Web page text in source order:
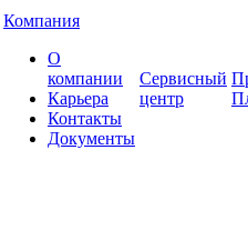
Компания
О
компании
Карьера
Контакты
Документы
Сервисный
центр